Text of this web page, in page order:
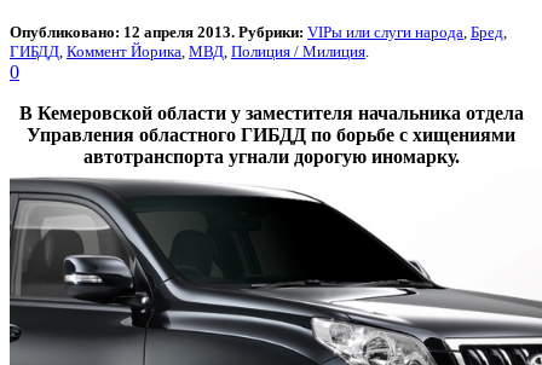
Опубликовано: 12 апреля 2013. Рубрики: VIPы или слуги народа Бред
ГИБДД Коммент Йорика МВД Полиция / Милиция
0
В Кемеровской области у заместителя начальника отдела
Управления областного ГИБДД по борьбе с хищениями
автотранспорта угнали дорогую иномарку.